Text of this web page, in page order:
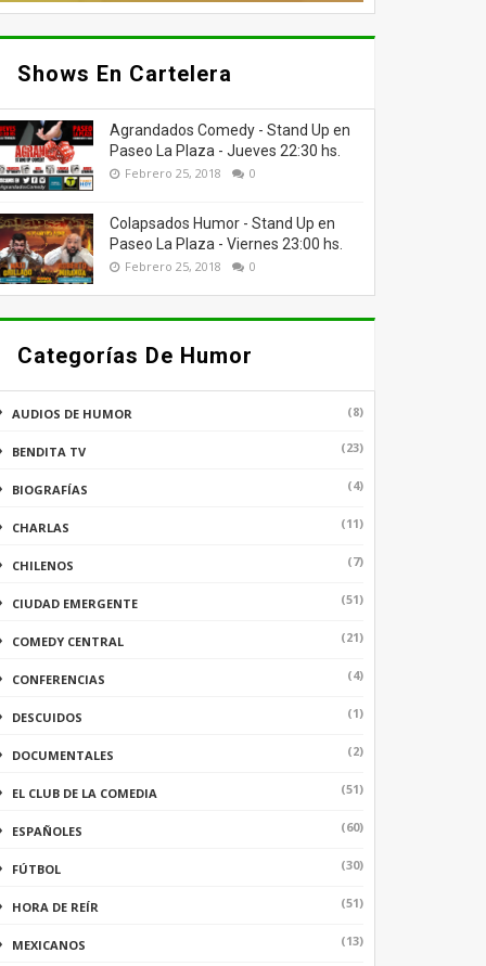
Shows En Cartelera
Agrandados Comedy - Stand Up en
Paseo La Plaza - Jueves 22:30 hs.
Febrero 25, 2018 0
Colapsados Humor - Stand Up en
Paseo La Plaza - Viernes 23:00 hs.
Febrero 25, 2018 0
Categorías De Humor
AUDIOS DE HUMOR (8)
BENDITA TV (23)
BIOGRAFÍAS (4)
CHARLAS (11)
CHILENOS (7)
CIUDAD EMERGENTE (51)
COMEDY CENTRAL (21)
CONFERENCIAS (4)
DESCUIDOS (1)
DOCUMENTALES (2)
EL CLUB DE LA COMEDIA (51)
ESPAÑOLES (60)
FÚTBOL (30)
HORA DE REÍR (51)
MEXICANOS (13)